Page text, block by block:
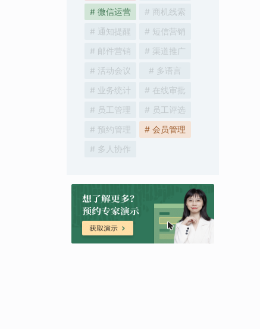
# 微信运营
# 商机线索
# 通知提醒
# 短信营销
# 邮件营销
# 渠道推广
# 活动会议
# 多语言
# 业务统计
# 在线审批
# 员工管理
# 员工评选
# 预约管理
# 会员管理
# 多人协作